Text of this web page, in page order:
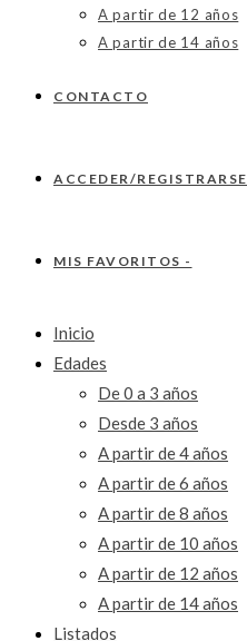
A partir de 12 años
A partir de 14 años
CONTACTO
ACCEDER/REGISTRARSE
MIS FAVORITOS -
Inicio
Edades
De 0 a 3 años
Desde 3 años
A partir de 4 años
A partir de 6 años
A partir de 8 años
A partir de 10 años
A partir de 12 años
A partir de 14 años
Listados